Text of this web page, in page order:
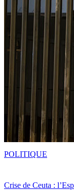
Crise de Ceuta :
POLITIQUE